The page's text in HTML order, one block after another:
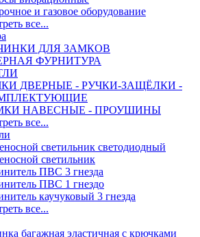
и газовое оборудование
все...
ДЛЯ ЗАМКОВ
ФУРНИТУРА
ДВЕРНЫЕ - РУЧКИ-ЗАЩЁЛКИ -
НАВЕСНЫЕ - ПРОУШИНЫ
все...
светильник светодиодный
светильник
ПВС 3 гнезда
ПВС 1 гнездо
каучуковый 3 гнезда
все...
багажная эластичная с крючками